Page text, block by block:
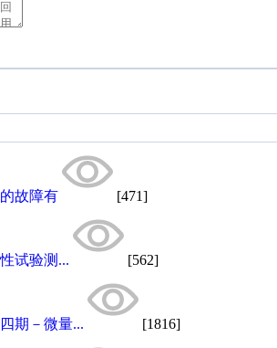
故障有 [471]
试验测... [562]
期－微量... [1816]